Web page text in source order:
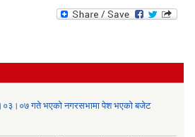
गते भएको नगरसभामा पेश भएको बजेट